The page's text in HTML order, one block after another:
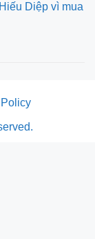
Diệp vì mua